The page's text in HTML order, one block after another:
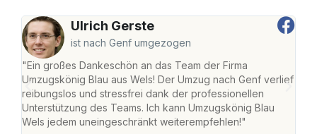
Ulrich Gerste
ist nach Genf umgezogen
"Ein großes Dankeschön an das Team der Firma
Umzugskönig Blau aus Wels! Der Umzug nach Genf verlief
reibungslos und stressfrei dank der professionellen
Unterstützung des Teams. Ich kann Umzugskönig Blau
Wels jedem uneingeschränkt weiterempfehlen!"